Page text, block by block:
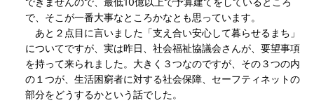
で、そこが一番大事なところかなとも思っています。
あと２点目に言いました「支え合い安心して暮らせるまち」
についてですが、実は昨日、社会福祉協議会さんが、要望事項
を持って来られました。大きく３つなのですが、その３つの内
の１つが、生活困窮者に対する社会保障、セーフティネットの
部分をどうするかという話でした。